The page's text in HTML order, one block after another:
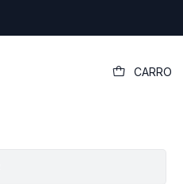
CARRO
3000 (3401)